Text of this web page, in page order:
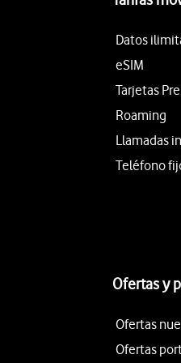
Datos
eSIM
Tarjetas
Roaming
Llamadas
Teléfono
Ofertas y
Ofertas
Ofertas